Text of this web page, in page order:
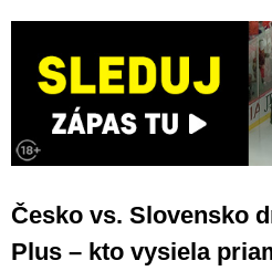
Česko vs. Slovensko
Plus – kto vysiela